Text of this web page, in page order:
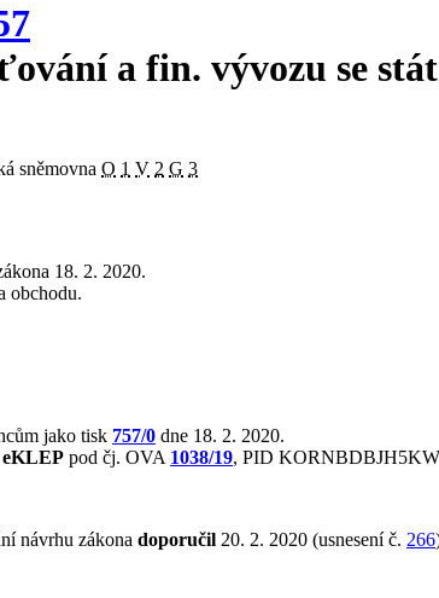
a fin. vývozu se
sněmovna O 1 V 2 G 3
18. 2. 2020.
obchodu.
jako tisk 757/0 dne 18. 2. 2020.
eKLEP pod čj. OVA 1038/19, PID
návrhu zákona doporučil 20. 2. 2020 (usnesení č. 266